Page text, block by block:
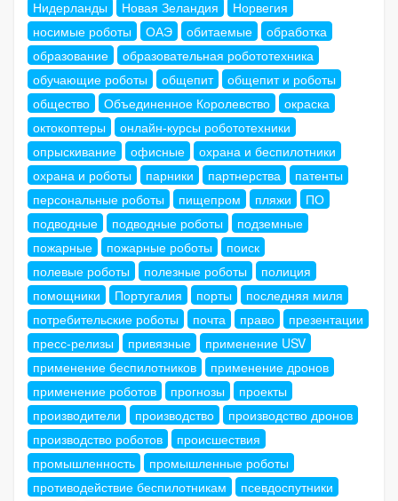
Нидерланды
Новая Зеландия
Норвегия
носимые роботы
ОАЭ обитаемые
обработка
образование
образовательная робототехника
обучающие роботы
общепит
общепит и роботы
общество
Объединенное Королевство
окраска
октокоптеры
онлайн-курсы робототехники
опрыскивание
офисные
охрана и беспилотники
охрана и роботы
парники партнерства
патенты
персональные роботы
пищепром пляжи
ПО
подводные
подводные роботы
подземные
пожарные
пожарные роботы
поиск
полевые роботы
полезные роботы
полиция
помощники
Португалия порты
последняя миля
потребительские роботы
почта право
презентации
пресс-релизы
привязные
применение USV
применение беспилотников
применение дронов
применение роботов
прогнозы
проекты
производители
производство
производство дронов
производство роботов
происшествия
промышленность
промышленные роботы
противодействие беспилотникам
псевдоспутники